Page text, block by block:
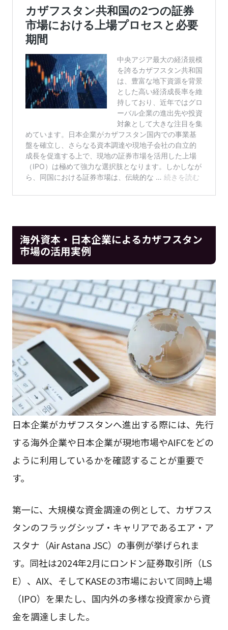
海外資本・日本企業によるカザフスタン
市場の活用実例
日本企業がカザフスタンへ進出する際には、先行
する海外企業や日本企業が現地市場やAIFCをどの
ように利用しているかを確認することが重要で
す。
第一に、大規模な資金調達の例として、カザフス
タンのフラッグシップ・キャリアであるエア・ア
スタナ（Air Astana JSC）の事例が挙げられま
す。同社は2024年2月にロンドン証券取引所（LS
E）、AIX、そしてKASEの3市場において同時上場
（IPO）を果たし、国内外の多様な投資家から資
金を調達しました。